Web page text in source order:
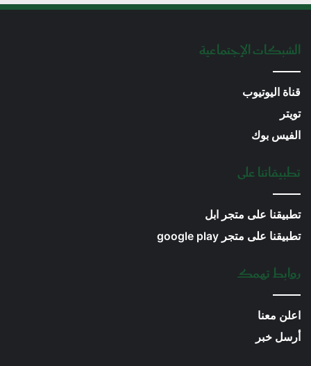
الشبكات الإجتماعية
قناة اليوتيوب
تويتر
الفيس بوك
تطبيقاتنا على
تطبيقنا على متجر ابل
تطبيقنا على متجر google play
روابط تهمك
اعلن معنا
أرسل خبر